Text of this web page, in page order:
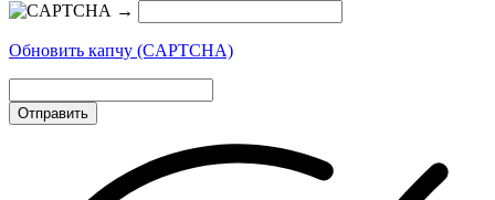
→
Обновить капчу (CAPTCHA)
Отправить